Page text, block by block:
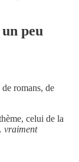
peu
romans, de
celui de la
vraiment